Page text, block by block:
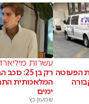
הפעוטה
עשרות
רק בן 25:
המלאכותית
ימים
שמעון כץ